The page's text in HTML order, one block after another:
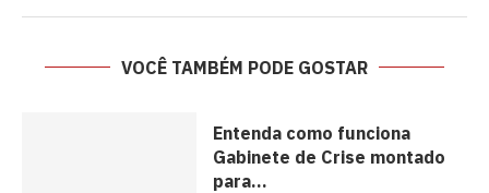
VOCÊ TAMBÉM PODE GOSTAR
Entenda como funciona
Gabinete de Crise montado
para...